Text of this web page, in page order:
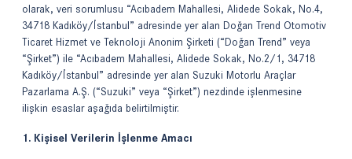
olarak, veri sorumlusu “Acıbadem Mahallesi, Alidede Sokak, No.4,
34718 Kadıköy/İstanbul” adresinde yer alan Doğan Trend Otomotiv
Ticaret Hizmet ve Teknoloji Anonim Şirketi (“Doğan Trend” veya
“Şirket”) ile “Acıbadem Mahallesi, Alidede Sokak, No.2/1, 34718
Kadıköy/İstanbul” adresinde yer alan Suzuki Motorlu Araçlar
Pazarlama A.Ş. (“Suzuki” veya “Şirket”) nezdinde işlenmesine
ilişkin esaslar aşağıda belirtilmiştir.
1. Kişisel Verilerin İşlenme Amacı